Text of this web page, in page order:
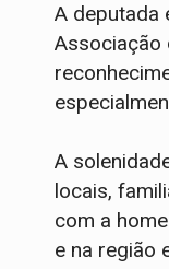
A deputada
Associação
A
locais,
com a
e na região